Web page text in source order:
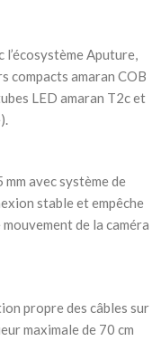
Aputure,
compacts amaran COB
LED amaran T2c et
avec système de
stable et empêche
de la caméra
propre des câbles sur
maximale de 70 cm